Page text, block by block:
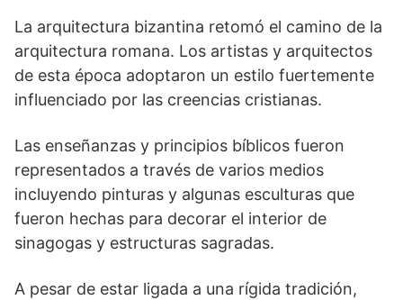
La arquitectura bizantina retomó el camino de la
arquitectura romana. Los artistas y arquitectos
de esta época adoptaron un estilo fuertemente
influenciado por las creencias cristianas.
Las enseñanzas y principios bíblicos fueron
representados a través de varios medios
incluyendo pinturas y algunas esculturas que
fueron hechas para decorar el interior de
sinagogas y estructuras sagradas.
A pesar de estar ligada a una rígida tradición,